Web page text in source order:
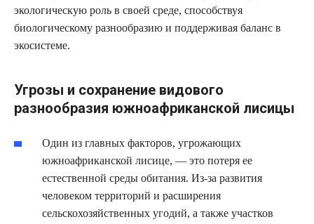
экологическую роль в своей среде, способствуя
биологическому разнообразию и поддерживая баланс в
экосистеме.
Угрозы и сохранение видового
разнообразия южноафриканской лисицы
Один из главных факторов, угрожающих
южноафриканской лисице, — это потеря ее
естественной среды обитания. Из-за развития
человеком территорий и расширения
сельскохозяйственных угодий, а также участков